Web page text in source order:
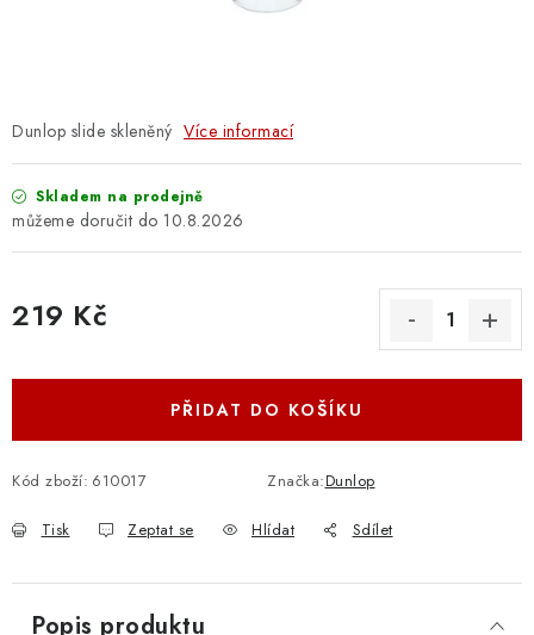
KONTAKTY
O E-SHOPU
OBCHODNÍ PODMÍNKY
ODSTOUPENÍ OD SMLOUVY
ZÁSADY ZPRACOVÁNÍ OSOBNÍCH ÚDAJŮ
KONTAKTY O E-SHOPU
BLOG
OBCHODNÍ PODMÍNKY
ODSTOUPENÍ OD SMLOUVY
Dunlop slide skleněný Více informací
Skladem na prodejně
10.8.2026
219 Kč
PŘIDAT DO KOŠÍKU
Kód zboží: 610017 Značka:Dunlop
Tisk Zeptat se Hlídat Sdílet
Popis produktu